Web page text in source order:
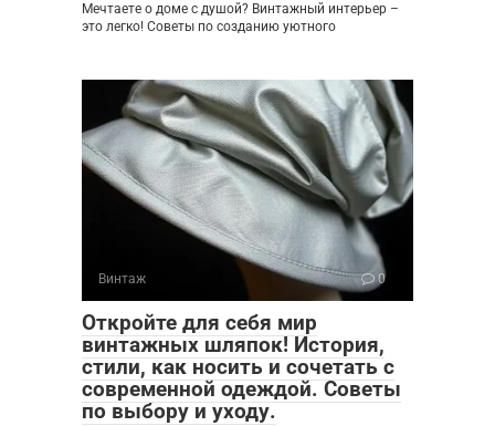
Мечтаете о доме с душой? Винтажный интерьер –
это легко! Советы по созданию уютного
Винтаж 0
Откройте для себя мир
винтажных шляпок! История,
стили, как носить и сочетать с
современной одеждой. Советы
по выбору и уходу.